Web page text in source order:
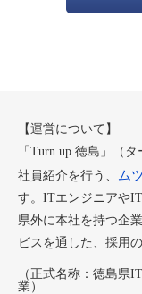
【運営について】
「Turn up 徳島」（
社員紹介を行う、
ム
す。ITエンジニアや
県外に本社を持つ企
ビスを通した、採用
（正式名称：徳島県
業）